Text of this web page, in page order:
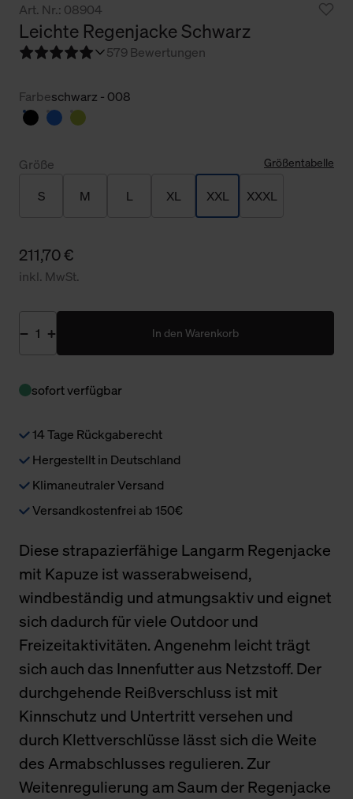
Art. Nr.: 08904
Leichte Regenjacke Schwarz
579 Bewertungen
Farbeschwarz - 008
Größe Größentabelle
S M L XL XXL XXXL
211,70 €
inkl. MwSt.
In den Warenkorb
sofort verfügbar
14 Tage Rückgaberecht
Hergestellt in Deutschland
Klimaneutraler Versand
Versandkostenfrei ab 150€
Diese strapazierfähige Langarm Regenjacke
mit Kapuze ist wasserabweisend,
windbeständig und atmungsaktiv und eignet
sich dadurch für viele Outdoor und
Freizeitaktivitäten. Angenehm leicht trägt
sich auch das Innenfutter aus Netzstoff. Der
durchgehende Reißverschluss ist mit
Kinnschutz und Untertritt versehen und
durch Klettverschlüsse lässt sich die Weite
des Armabschlusses regulieren. Zur
Weitenregulierung am Saum der Regenjacke